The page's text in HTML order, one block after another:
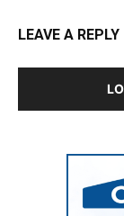
LEAVE A REPLY